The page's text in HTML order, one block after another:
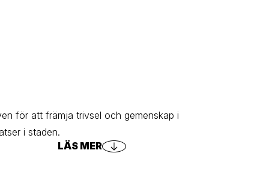
för att främja trivsel och gemenskap i
i staden.
LÄS MER